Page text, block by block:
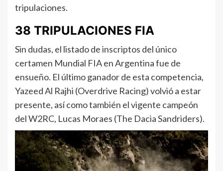
tripulaciones.
38 TRIPULACIONES FIA
Sin dudas, el listado de inscriptos del único
certamen Mundial FIA en Argentina fue de
ensueño. El último ganador de esta competencia,
Yazeed Al Rajhi (Overdrive Racing) volvió a estar
presente, así como también el vigente campeón
del W2RC, Lucas Moraes (The Dacia Sandriders).